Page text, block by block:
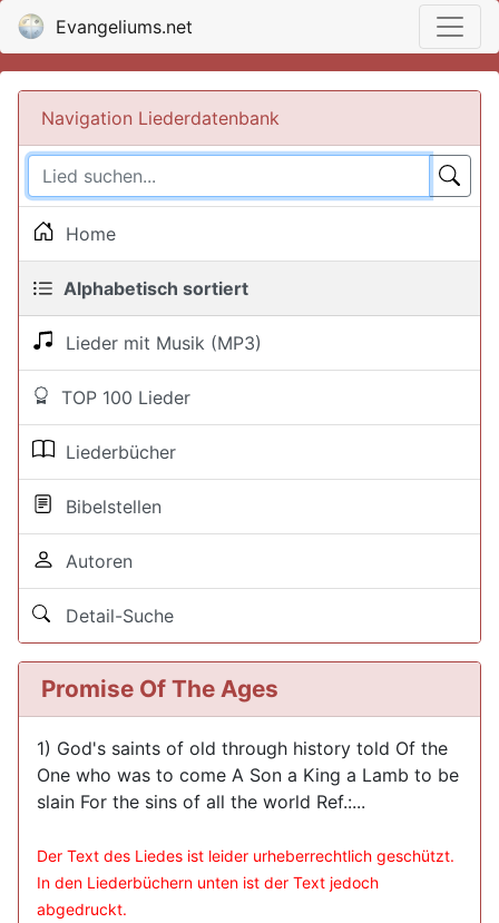
Evangeliums.net
Navigation Liederdatenbank
Home
Alphabetisch sortiert
Lieder mit Musik (MP3)
TOP 100 Lieder
Liederbücher
Bibelstellen
Autoren
Detail-Suche
Promise Of The Ages
1) God's saints of old through history told Of the
One who was to come A Son a King a Lamb to be
slain For the sins of all the world Ref.:...
Der Text des Liedes ist leider urheberrechtlich geschützt.
In den Liederbüchern unten ist der Text jedoch
abgedruckt.